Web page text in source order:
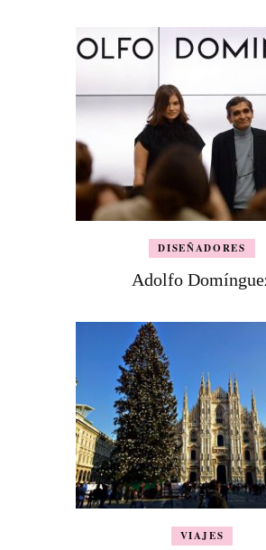
DISEÑADORES
Adolfo
VIAJES